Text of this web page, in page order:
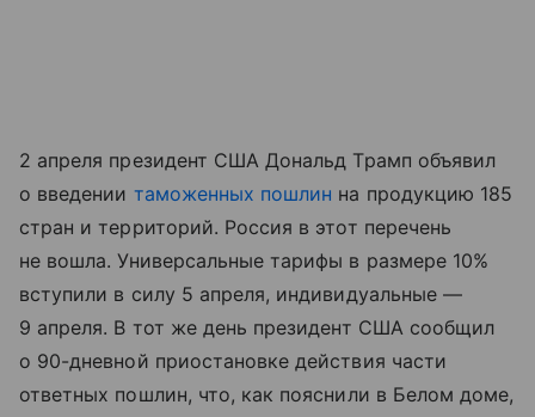
2 апреля президент США Дональд Трамп объявил
о введении таможенных пошлин на продукцию 185
стран и территорий. Россия в этот перечень
не вошла. Универсальные тарифы в размере 10%
вступили в силу 5 апреля, индивидуальные —
9 апреля. В тот же день президент США сообщил
о 90-дневной приостановке действия части
ответных пошлин, что, как пояснили в Белом доме,